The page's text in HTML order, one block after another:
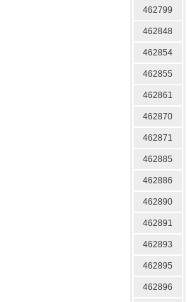
462799
462848
462854
462855
462861
462870
462871
462885
462886
462890
462891
462893
462895
462896